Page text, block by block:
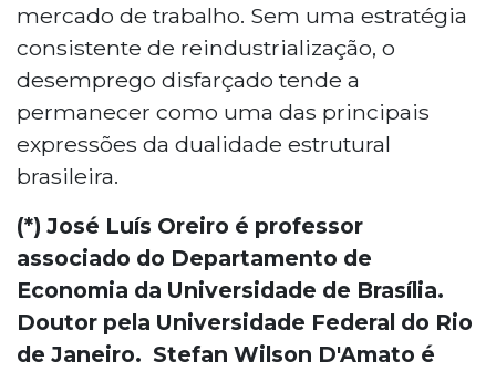
mercado de trabalho. Sem uma estratégia
consistente de reindustrialização, o
desemprego disfarçado tende a
permanecer como uma das principais
expressões da dualidade estrutural
brasileira.
(*) José Luís Oreiro é professor
associado do Departamento de
Economia da Universidade de Brasília.
Doutor pela Universidade Federal do Rio
de Janeiro. Stefan Wilson D'Amato é